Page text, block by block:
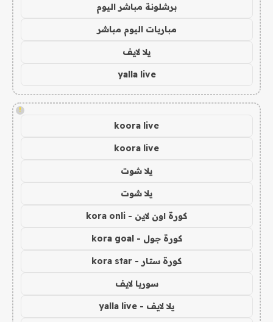
برشلونة مباشر اليوم
مباريات اليوم مباشر
يلا لايف
yalla live
!
koora live
koora live
يلا شوت
يلا شوت
كورة اون لاين - kora onli
كورة جول - kora goal
كورة ستار - kora star
سوريا لايف
يلا لايف - yalla live